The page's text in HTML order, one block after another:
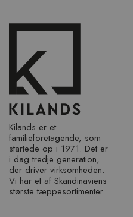
over
Kilands er et
familieforetagende, som
startede op i 1971. Det er
i dag tredje generation,
der driver virksomheden.
Vi har et af ​​Skandinaviens
største tæppesortimenter.